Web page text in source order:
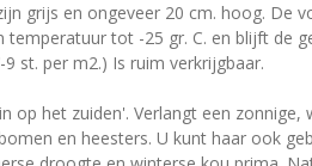
grijs en ongeveer 20 cm. hoog. De
temperatuur tot -25 gr. C. en blijft de
st. per m2.) Is ruim verkrijgbaar.
op het zuiden'. Verlangt een
en heesters. U kunt haar ook